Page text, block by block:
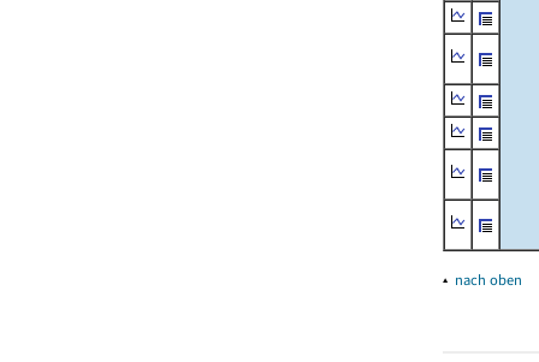
▴ nach oben